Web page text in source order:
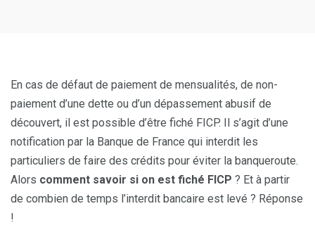
En cas de défaut de paiement de mensualités, de non-
paiement d’une dette ou d’un dépassement abusif de
découvert, il est possible d’être fiché FICP. Il s’agit d’une
notification par la Banque de France qui interdit les
particuliers de faire des crédits pour éviter la banqueroute.
Alors comment savoir si on est fiché FICP ? Et à partir
de combien de temps l’interdit bancaire est levé ? Réponse
!